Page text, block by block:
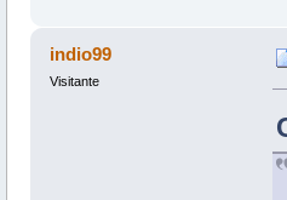
indio99
Visitante